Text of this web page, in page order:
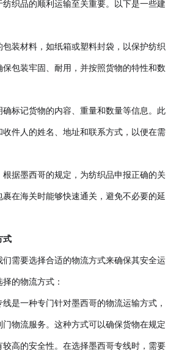
织品的顺利运输至关重要。以下是一些建
包装材料，如纸箱或塑料封袋，以保护纺织
包装牢固、耐用，并按照货物的特性和数
确标记货物的内容、重量和数量等信息。此
件人的姓名、地址和联系方式，以便在需
根据墨西哥的规定，为纺织品申报正确的关
在海关时能够快速通关，避免不必要的延
式
需要选择合适的物流方式来确保其安全运
择的物流方式 ：
线是一种专门针对墨西哥的物流运输方式，
物流服务。这种方式可以确保货物在规定
较高的安全性。在选择墨西哥专线时，需要